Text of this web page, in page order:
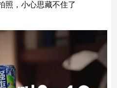
照，小心思藏不住了